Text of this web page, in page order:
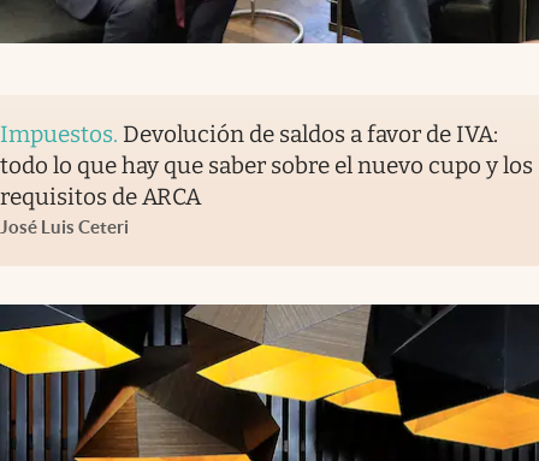
Impuestos. Devolución de saldos a favor de IVA:
todo lo que hay que saber sobre el nuevo cupo y los
requisitos de ARCA
José Luis Ceteri